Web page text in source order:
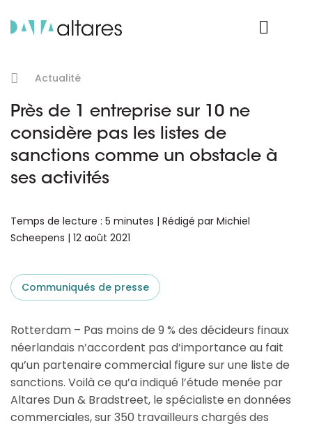
Actualité
Près de 1 entreprise sur 10 ne
considère pas les listes de
sanctions comme un obstacle à
ses activités
Temps de lecture : 5 minutes | Rédigé par Michiel
Scheepens | 12 août 2021
Communiqués de presse
Rotterdam – Pas moins de 9 % des décideurs finaux
néerlandais n’accordent pas d’importance au fait
qu’un partenaire commercial figure sur une liste de
sanctions. Voilà ce qu’a indiqué l’étude menée par
Altares Dun & Bradstreet, le spécialiste en données
commerciales, sur 350 travailleurs chargés des